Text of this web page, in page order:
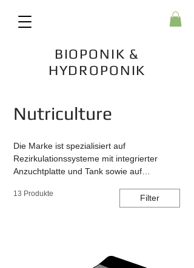
BIOPONIK &
HYDROPONIK
Nutriculture
Die Marke ist spezialisiert auf
Rezirkulationssysteme mit integrierter
Anzuchtplatte und Tank sowie auf
Vermehrung.
13 Produkte Filter